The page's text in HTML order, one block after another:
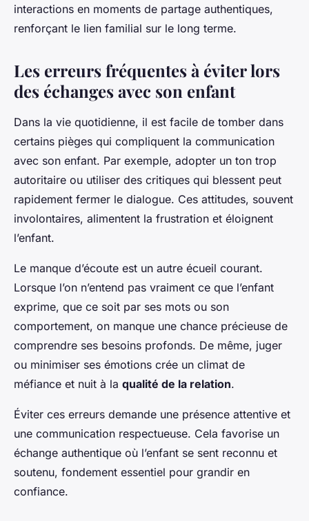
interactions en moments de partage authentiques,
renforçant le lien familial sur le long terme.
Les erreurs fréquentes à éviter lors
des échanges avec son enfant
Dans la vie quotidienne, il est facile de tomber dans
certains pièges qui compliquent la communication
avec son enfant. Par exemple, adopter un ton trop
autoritaire ou utiliser des critiques qui blessent peut
rapidement fermer le dialogue. Ces attitudes, souvent
involontaires, alimentent la frustration et éloignent
l’enfant.
Le manque d’écoute est un autre écueil courant.
Lorsque l’on n’entend pas vraiment ce que l’enfant
exprime, que ce soit par ses mots ou son
comportement, on manque une chance précieuse de
comprendre ses besoins profonds. De même, juger
ou minimiser ses émotions crée un climat de
méfiance et nuit à la qualité de la relation.
Éviter ces erreurs demande une présence attentive et
une communication respectueuse. Cela favorise un
échange authentique où l’enfant se sent reconnu et
soutenu, fondement essentiel pour grandir en
confiance.